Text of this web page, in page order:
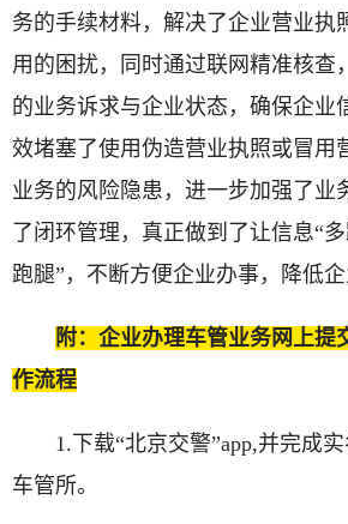
务的手续材料，解决了企业营业执
用的困扰，同时通过联网精准核查
的业务诉求与企业状态，确保企业
效堵塞了使用伪造营业执照或冒用
业务的风险隐患，进一步加强了业
了闭环管理，真正做到了让信息“
跑腿”，不断方便企业办事，降低企
附：企业办理车管业务网上提
作流程
1.下载“北京交警”app,并完成实
车管所。